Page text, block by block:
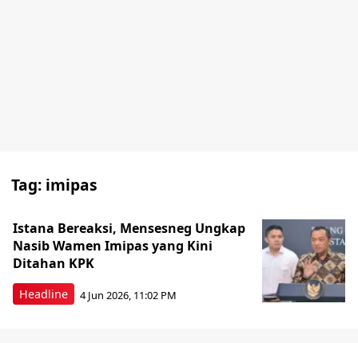
Tag: imipas
Headline
Istana Bereaksi, Mensesneg Ungkap
Nasib Wamen Imipas yang Kini
Ditahan KPK
4 Jun 2026, 11:02 PM